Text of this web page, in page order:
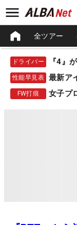
全ツアー
ドライバー
性能早見表 最新ア
FW打痕 女子プ